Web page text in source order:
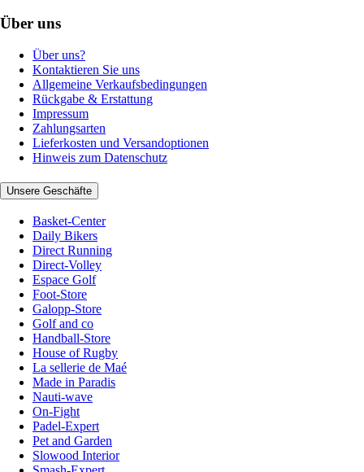
Über uns
Über uns?
Kontaktieren Sie uns
Allgemeine Verkaufsbedingungen
Rückgabe & Erstattung
Impressum
Zahlungsarten
Lieferkosten und Versandoptionen
Hinweis zum Datenschutz
Unsere Geschäfte
Basket-Center
Daily Bikers
Direct Running
Direct-Volley
Espace Golf
Foot-Store
Galopp-Store
Golf and co
Handball-Store
House of Rugby
La sellerie de Maé
Made in Paradis
Nauti-wave
On-Fight
Padel-Expert
Pet and Garden
Slowood Interior